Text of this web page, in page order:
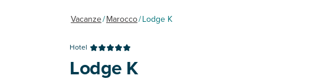
Vacanze/Marocco/Lodge K
Hotel
Lodge K